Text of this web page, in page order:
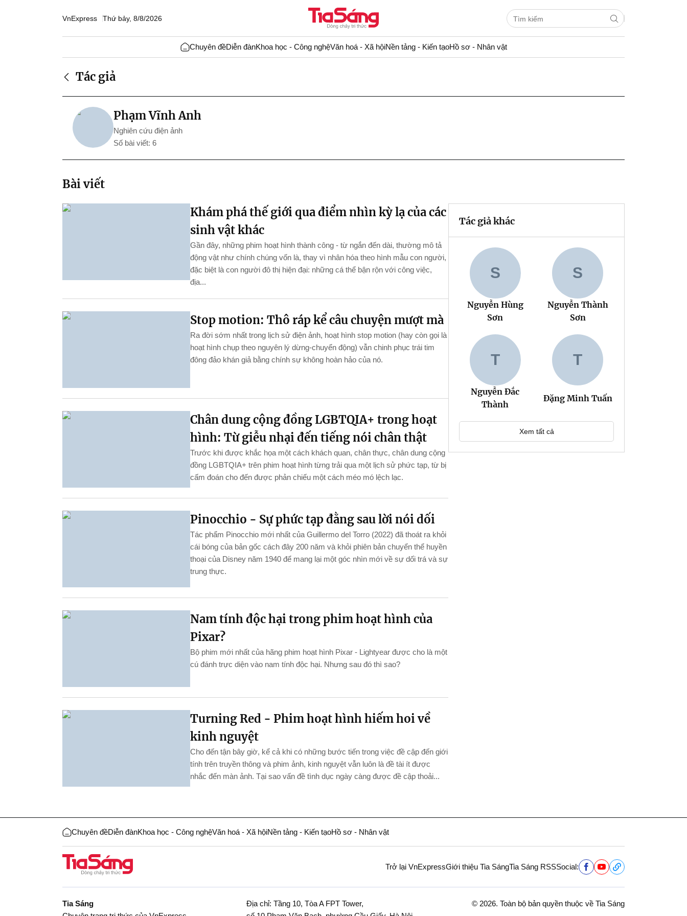
VnExpress Thứ bảy, 8/8/2026
Chuyên đềDiễn đànKhoa học - Công nghệVăn hoá - Xã hộiNền tảng - Kiến tạoHồ sơ - Nhân vật
Tác giả
Phạm Vĩnh Anh
Nghiên cứu điện ảnh
Số bài viết: 6
Bài viết
Khám phá thế giới qua điểm nhìn kỳ lạ của các
sinh vật khác
Gần đây, những phim hoạt hình thành công - từ ngắn đến dài, thường mô tả
động vật như chính chúng vốn là, thay vì nhân hóa theo hình mẫu con người,
đặc biệt là con người đô thị hiện đại: những cá thể bận rộn với công việc,
địa...
Stop motion: Thô ráp kể câu chuyện mượt mà
Ra đời sớm nhất trong lịch sử điện ảnh, hoạt hình stop motion (hay còn gọi là
hoạt hình chụp theo nguyên lý dừng-chuyển động) vẫn chinh phục trái tim
đông đảo khán giả bằng chính sự không hoàn hảo của nó.
Chân dung cộng đồng LGBTQIA+ trong hoạt
hình: Từ giễu nhại đến tiếng nói chân thật
Trước khi được khắc họa một cách khách quan, chân thực, chân dung cộng
đồng LGBTQIA+ trên phim hoạt hình từng trải qua một lịch sử phức tạp, từ bị
cấm đoán cho đến được phản chiếu một cách méo mó lệch lạc.
Pinocchio - Sự phức tạp đằng sau lời nói dối
Tác phẩm Pinocchio mới nhất của Guillermo del Torro (2022) đã thoát ra khỏi
cái bóng của bản gốc cách đây 200 năm và khỏi phiên bản chuyển thể huyền
thoại của Disney năm 1940 để mang lại một góc nhìn mới về sự dối trá và sự
trung thực.
Nam tính độc hại trong phim hoạt hình của
Pixar?
Bộ phim mới nhất của hãng phim hoạt hình Pixar - Lightyear được cho là một
cú đánh trực diện vào nam tính độc hại. Nhưng sau đó thì sao?
Turning Red - Phim hoạt hình hiếm hoi về
kinh nguyệt
Cho đến tận bây giờ, kể cả khi có những bước tiến trong việc đề cập đến giới
tính trên truyền thông và phim ảnh, kinh nguyệt vẫn luôn là đề tài ít được
nhắc đến màn ảnh. Tại sao vấn đề tình dục ngày càng được đề cập thoải...
Tác giả khác
S
Nguyễn Hùng
Sơn
S
Nguyễn Thành
Sơn
T
Nguyễn Đắc
Thành
T
Đặng Minh Tuấn
Xem tất cả
Chuyên đềDiễn đànKhoa học - Công nghệVăn hoá - Xã hộiNền tảng - Kiến tạoHồ sơ - Nhân vật
Trở lại VnExpressGiới thiệu Tia SángTia Sáng RSSSocial:
Tia Sáng
Địa chỉ: Tầng 10, Tòa A FPT Tower,
© 2026. Toàn bộ bản quyền thuộc về Tia Sáng